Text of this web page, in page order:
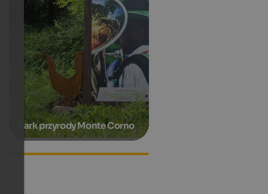
Park przyrody Monte Corno
Accommodations in Montan